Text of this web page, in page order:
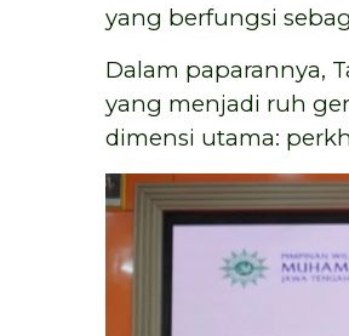
yang berfungsi
Dalam paparannya,
yang menjadi ruh
dimensi utama: